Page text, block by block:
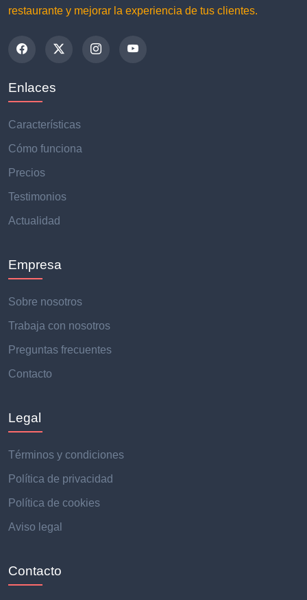
restaurante y mejorar la experiencia de tus clientes.
Enlaces
Características
Cómo funciona
Precios
Testimonios
Actualidad
Empresa
Sobre nosotros
Trabaja con nosotros
Preguntas frecuentes
Contacto
Legal
Términos y condiciones
Política de privacidad
Política de cookies
Aviso legal
Contacto